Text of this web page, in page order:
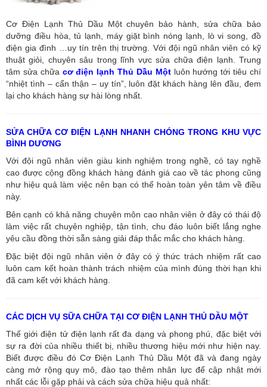
Cơ Điện Lạnh Thủ Dầu Một chuyên bảo hành, sửa chữa bảo
dưỡng điều hòa, tủ lạnh, máy giặt bình nóng lạnh, lò vi song, đồ
điện gia đình …uy tín trên thị trường. Với đội ngũ nhân viên có kỹ
thuật giỏi, chuyên sâu trong lĩnh vực sửa chữa điện lạnh. Trung
tâm sửa chữa cơ điện lạnh Thủ Dầu Mộtluôn hướng tới tiêu chí
“nhiệt tình – cẩn thận – uy tín”, luôn đặt khách hàng lên đầu, đem
lại cho khách hàng sự hài lòng nhất.
SỬA CHỮA CƠ ĐIỆN LẠNH NHANH CHÓNG TRONG KHU VỰC
BÌNH DƯƠNG
Với đội ngũ nhân viên giàu kinh nghiệm trong nghề, có tay nghề
cao được cộng đồng khách hàng đánh giá cao về tác phong cũng
như hiệu quả làm việc nên bạn có thể hoàn toàn yên tâm về điều
này.
Bên cạnh có khả năng chuyên môn cao nhân viên ở đây có thái độ
làm việc rất chuyên nghiệp, tận tình, chu đáo luôn biết lắng nghe
yêu cầu đồng thời sẵn sàng giải đáp thắc mắc cho khách hàng.
Đặc biệt đội ngũ nhân viên ở đây có ý thức trách nhiệm rất cao
luôn cam kết hoàn thành trách nhiệm của mình đúng thời hạn khi
đã cam kết với khách hàng.
CÁC DỊCH VỤ SỮA CHỮA TẠI CƠ ĐIỆN LẠNH THỦ DẦU MỘT
Thế giới điện tử điện lạnh rất đa dạng và phong phú, đặc biệt với
sự ra đời của nhiều thiết bị, nhiều thương hiệu mới như hiện nay.
Biết được điều đó Cơ Điện Lạnh Thủ Dầu Một đã và đang ngày
càng mở rộng quy mô, đào tạo thêm nhân lực để cập nhật mới
nhất các lỗi gặp phải và cách sửa chữa hiệu quả nhất: